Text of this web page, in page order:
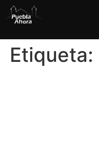
Etiqueta: